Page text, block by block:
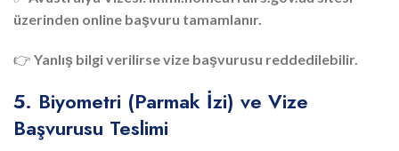
üzerinden online başvuru tamamlanır.
👉 Yanlış bilgi verilirse vize başvurusu reddedilebilir.
5. Biyometri (Parmak İzi) ve Vize
Başvurusu Teslimi